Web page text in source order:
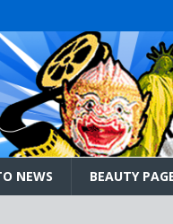
NEWS BEAUTY